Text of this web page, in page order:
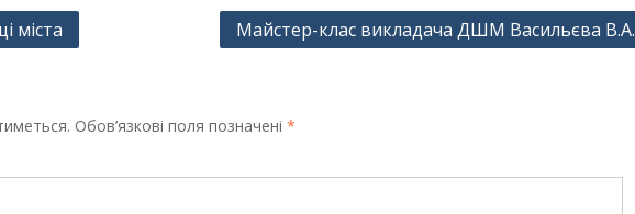
міста Майстер-клас викладача ДШМ Васильєва В.А.
Обов’язкові поля позначені *